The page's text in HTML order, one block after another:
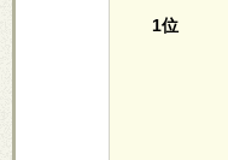
1位